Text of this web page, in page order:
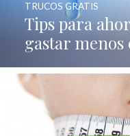
Tips para
gastar menos
TRUCOS GRATIS